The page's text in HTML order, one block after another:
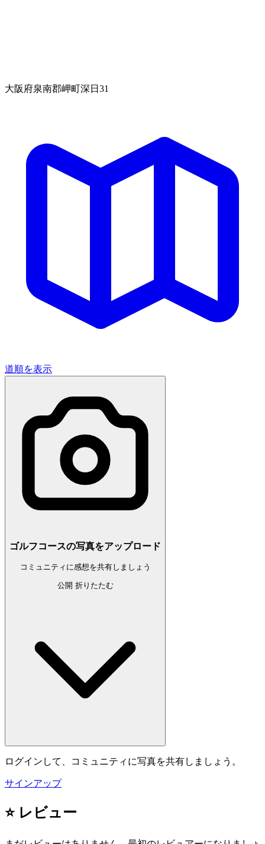
大阪府泉南郡岬町深日31
道順を表示
ゴルフコースの写真をアップロード
コミュニティに感想を共有しましょう
公開 折りたたむ
ログインして、コミュニティに写真を共有しましょう。
サインアップ
⭐ レビュー